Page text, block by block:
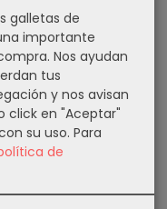
galletas de
importante
Nos ayudan
tus
y nos avisan
click en "Aceptar"
su uso. Para
de